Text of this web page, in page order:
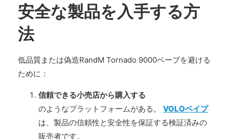
安全な製品を入手する方
法
低品質または偽造RandM Tornado 9000ベープを避ける
ために：
信頼できる小売店から購入する
のようなプラットフォームがある。 VOLOベイプ
は、製品の信頼性と安全性を保証する検証済みの
販売者です。